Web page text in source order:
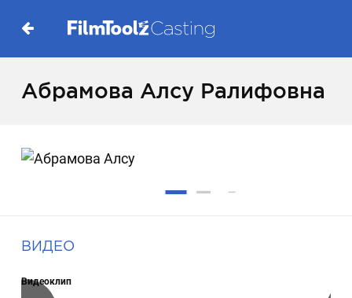
Абрамова Алсу Ралифовна
ВИДЕО
Видеоклип